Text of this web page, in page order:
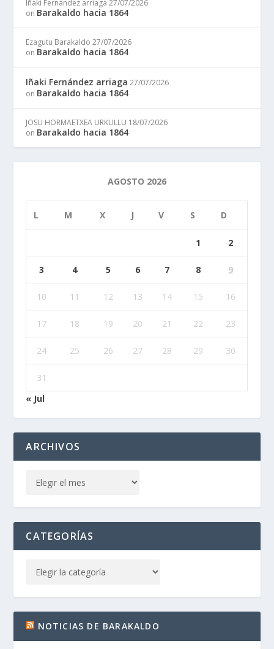
Iñaki Fernández arriaga 27/07/2026
on Barakaldo hacia 1864
Ezagutu Barakaldo 27/07/2026
on Barakaldo hacia 1864
Iñaki Fernández arriaga 27/07/2026
on Barakaldo hacia 1864
JOSU HORMAETXEA URKULLU 18/07/2026
on Barakaldo hacia 1864
AGOSTO 2026
L M X J V S D
1 2
3 4 5 6 7 8 9
10 11 12 13 14 15 16
17 18 19 20 21 22 23
24 25 26 27 28 29 30
31
« Jul
ARCHIVOS
CATEGORÍAS
NOTICIAS DE BARAKALDO